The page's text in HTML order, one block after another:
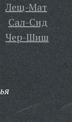
Лещ-Мат
Сал-Сид
Чер-Шиш